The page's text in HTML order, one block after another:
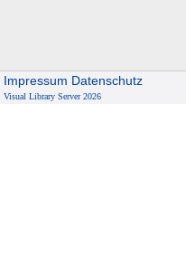
Impressum Datenschutz
Visual Library Server 2026